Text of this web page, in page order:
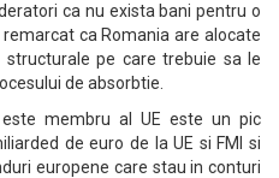
ca nu exista bani pentru o
ca Romania are alocate
pe care trebuie sa le
de absorbtie.
membru al UE este un pic
de euro de la UE si FMI si
europene care stau in conturi